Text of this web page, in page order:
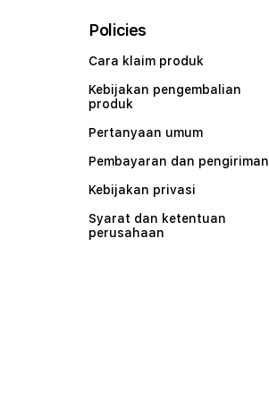
Policies
Cara klaim produk
Kebijakan pengembalian
produk
Pertanyaan umum
Pembayaran dan pengiriman
Kebijakan privasi
Syarat dan ketentuan
perusahaan